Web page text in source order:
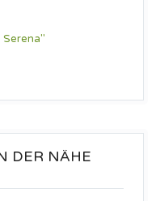
Serena"
DER NÄHE